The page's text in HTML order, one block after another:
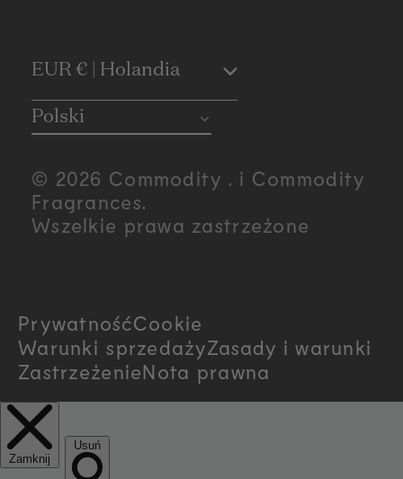
C
o
u
n
y
/
r
e
EUR € | Holandia
Polski
© 2026 Commodity . i Commodity
Fragrances.
Wszelkie prawa zastrzeżone
PrywatnośćCookie
Warunki sprzedażyZasady i warunki
ZastrzeżenieNota prawna